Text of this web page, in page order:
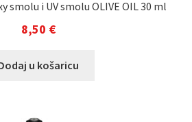
smolu i UV smolu OLIVE OIL 30 ml
8,50 €
u košaricu